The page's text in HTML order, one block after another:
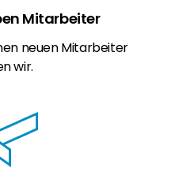
Mitarbeiter​
neuen Mitarbeiter
wir.